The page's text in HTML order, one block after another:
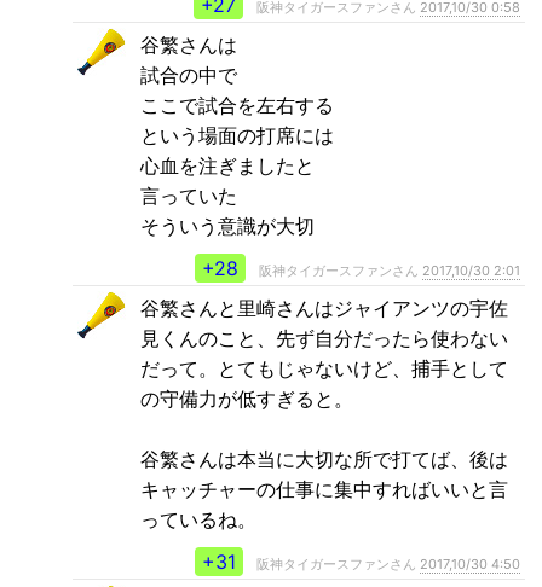
阪神タイガースファンさん 2017,10/30 0:58
谷繁さんは
試合の中で
ここで試合を左右する
という場面の打席には
心血を注ぎましたと
言っていた
そういう意識が大切
+28
阪神タイガースファンさん 2017,10/30 2:01
谷繁さんと里崎さんはジャイアンツの宇佐
見くんのこと、先ず自分だったら使わない
だって。とてもじゃないけど、捕手として
の守備力が低すぎると。
谷繁さんは本当に大切な所で打てば、後は
キャッチャーの仕事に集中すればいいと言
っているね。
+31
阪神タイガースファンさん 2017,10/30 4:50